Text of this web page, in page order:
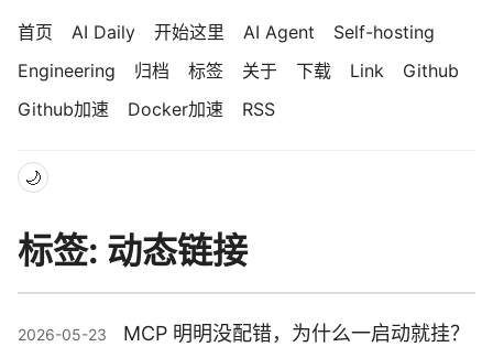
首页 AI Daily 开始这里 AI Agent
Self-hosting
Engineering
归档 标签 关于 下载 Link
Github
Github加速
Docker加速 RSS
🌙
标签: 动态链接
2026-05-23
MCP 明明没配错，为什么一启动就挂？